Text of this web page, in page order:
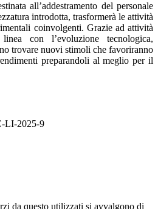
all’addestramento del personale
introdotta, trasformerà le attività
coinvolgenti. Grazie ad attività
con l’evoluzione tecnologica,
trovare nuovi stimoli che favoriranno
preparandoli al meglio per il
LI-2025-9
da questo utilizzati si avvalgono di